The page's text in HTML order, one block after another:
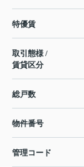
特優賃
取引態様 /
賃貸区分
総戸数
物件番号
管理コード